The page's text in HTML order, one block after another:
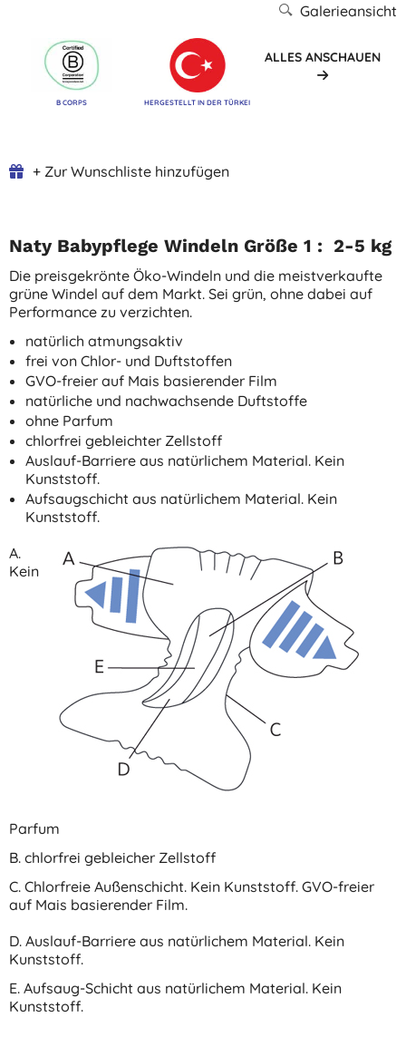
Galerieansicht
B CORPS HERGESTELLT IN DER TÜRKEI
ALLES ANSCHAUEN
+ Zur Wunschliste hinzufügen
Naty Babypflege Windeln Größe 1 : 2-5 kg
Die preisgekrönte Öko-Windeln und die meistverkaufte
grüne Windel auf dem Markt. Sei grün, ohne dabei auf
Performance zu verzichten.
natürlich atmungsaktiv
frei von Chlor- und Duftstoffen
GVO-freier auf Mais basierender Film
natürliche und nachwachsende Duftstoffe
ohne Parfum
chlorfrei gebleichter Zellstoff
Auslauf-Barriere aus natürlichem Material. Kein
Kunststoff.
Aufsaugschicht aus natürlichem Material. Kein
Kunststoff.
A.
Kein
Parfum
B. chlorfrei gebleicher Zellstoff
C. Chlorfreie Außenschicht. Kein Kunststoff. GVO-freier
auf Mais basierender Film.
D. Auslauf-Barriere aus natürlichem Material. Kein
Kunststoff.
E. Aufsaug-Schicht aus natürlichem Material. Kein
Kunststoff.